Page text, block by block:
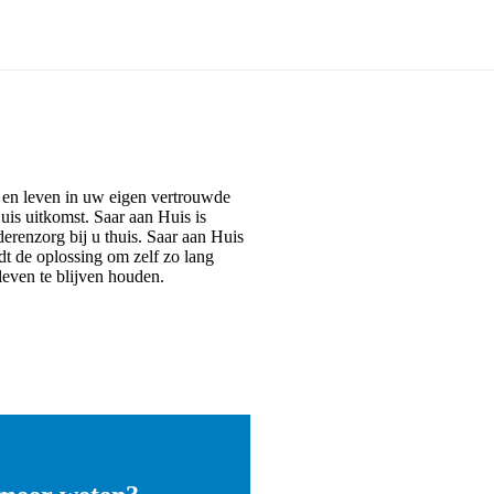
leven in uw eigen vertrouwde
uitkomst. Saar aan Huis is
bij u thuis. Saar aan Huis
de oplossing om zelf zo lang
te blijven houden.